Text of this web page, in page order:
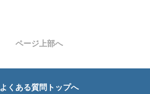
ページ上部へ
よくある質問トップへ